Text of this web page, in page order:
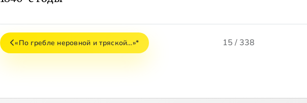
«По гребле неровной и тряской…»* 15 / 338